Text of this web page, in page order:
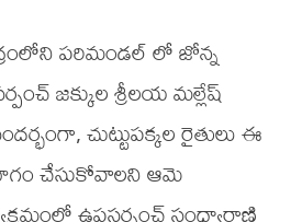
పరిమండల్ లో జోన్న
జక్కుల శ్రీలయ మల్లేష్
చుట్టుపక్కల రైతులు ఈ
చేసుకోవాలని ఆమె